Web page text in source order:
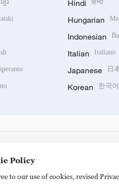
ខ្មែរ Hindi हिन्दी
Hungarian
Indonesian
Italian Italiano
Japanese 日
Korean 한국어
Policy
to our use of cookies, revised